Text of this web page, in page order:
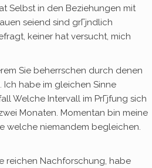
Selbst in den Beziehungen mit
seiend sind grГјndlich
keiner hat versucht, mich
Sie beherrschen durch denen
Ich habe im gleichen Sinne
Welche Intervall im PrГјfung sich
Monaten. Momentan bin meine
welche niemandem begleichen.
reichen Nachforschung, habe